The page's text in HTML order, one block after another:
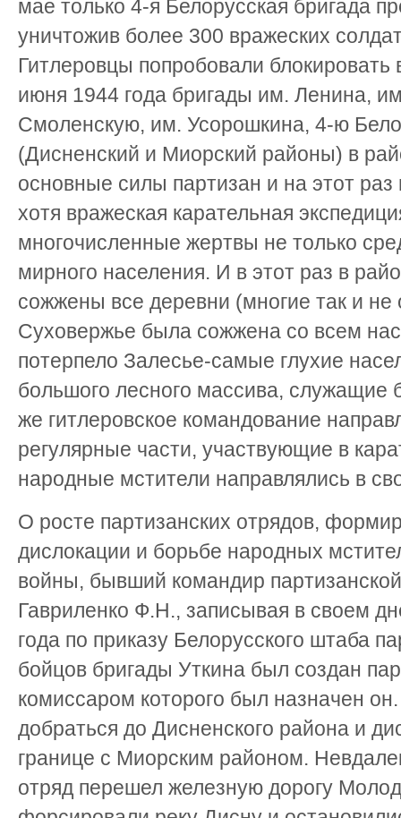
мае только 4-я Белорусская бригада
уничтожив более 300 вражеских
Гитлеровцы попробовали
июня 1944 года бригады им. Ленина,
Смоленскую, им. Усорошкина, 4-ю
(Дисненский и Миорский районы) в
основные силы партизан и на этот
хотя вражеская карательная
многочисленные жертвы не только
мирного населения. И в этот раз в
сожжены все деревни (многие так и не
Суховержье была сожжена со всем
потерпело Залесье-самые глухие
большого лесного массива, служащие
же гитлеровское командование
регулярные части, участвующие в
народные мстители направлялись в
О росте партизанских отрядов,
дислокации и борьбе народных
войны, бывший командир
Гавриленко Ф.Н., записывая в своем
года по приказу Белорусского штаба
бойцов бригады Уткина был создан
комиссаром которого был назначен
добраться до Дисненского района и
границе с Миорским районом.
отряд перешел железную дорогу